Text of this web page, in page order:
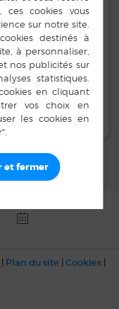
| Plan du site | Cookies |